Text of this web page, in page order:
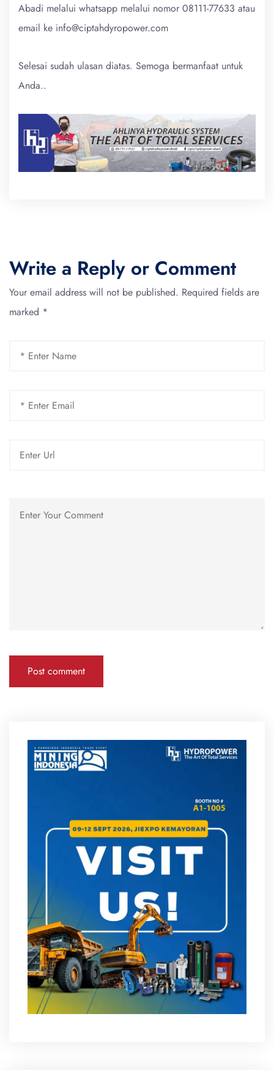
Abadi melalui whatsapp melalui nomor 08111-77633 atau
email ke info@ciptahdyropower.com
Selesai sudah ulasan diatas. Semoga bermanfaat untuk
Anda..
Write a Reply or Comment
Your email address will not be published. Required fields are
marked *